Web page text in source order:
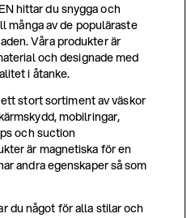
hittar du snygga och
av de populäraste
Våra produkter är
och designade med
i åtanke.
stort sortiment av väskor
mobilringar,
och suction
är magnetiska för en
andra egenskaper så som
du något för alla stilar och